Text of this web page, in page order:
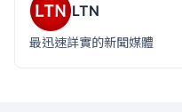
LTN
最迅速詳實的新聞媒體